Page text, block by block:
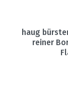
haug
reiner